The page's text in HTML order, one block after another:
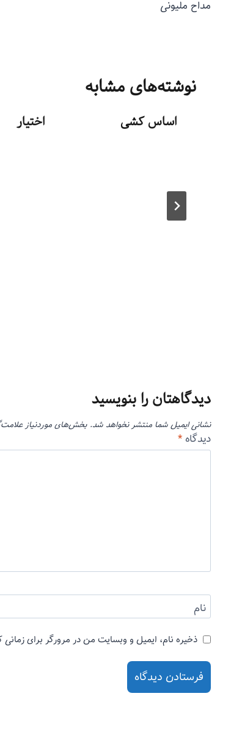
مداح ملیونی
نوشته‌های مشابه
اساس کشی اختیار
دیدگاهتان را بنویسید
نشانی ایمیل شما منتشر نخواهد شد. بخش‌های موردنیاز
دیدگاه *
نام
ذخیره نام، ایمیل و وبسایت من در مرورگر برای